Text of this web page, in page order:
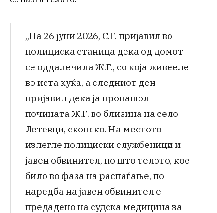
„На 26 јуни 2026, С.Г. пријавил во
полициска станица дека од домот
се оддалечила Ж.Г., со која живееле
во иста куќа, а следниот ден
пријавил дека ја пронашол
почината Ж.Г. во близина на село
Летевци, скопско. На местото
излегле полициски службеници и
јавен обвинител, по што телото, кое
било во фаза на распаѓање, по
наредба на јавен обвинител е
предадено на судска медицина за